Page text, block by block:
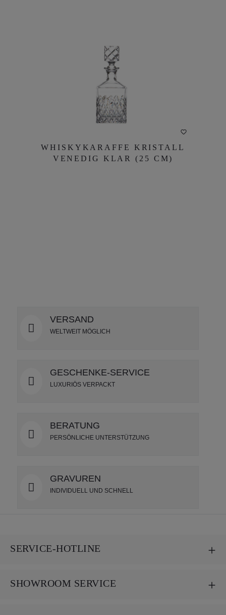
WHISKYKARAFFE KRISTALL
VENEDIG KLAR (25 CM)
VENEDIG KLAR (25 CM)
VERSAND
WELTWEIT MÖGLICH
GESCHENKE-SERVICE
LUXURIÖS VERPACKT
BERATUNG
PERSÖNLICHE UNTERSTÜTZUNG
GRAVUREN
INDIVIDUELL UND SCHNELL
SERVICE-HOTLINE
SHOWROOM SERVICE